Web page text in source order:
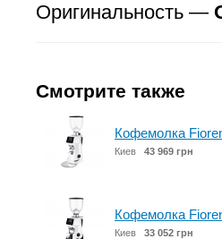
Оригинальность —
Смотрите также
Кофемолка
Киев 43 969 грн
Кофемолка
Киев 33 052 грн